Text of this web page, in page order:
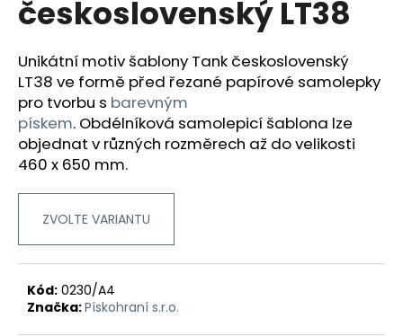
československý LT38
Unikátní motiv šablony Tank československý
LT38 ve formě před řezané papírové samolepky
pro tvorbu s barevným
pískem. Obdélníková samolepicí šablona lze
objednat v různých rozměrech až do velikosti
460 x 650 mm.
ZVOLTE VARIANTU
Kód: 0230/A4
Značka:Pískohraní s.r.o.
a
í
t
?
D
o